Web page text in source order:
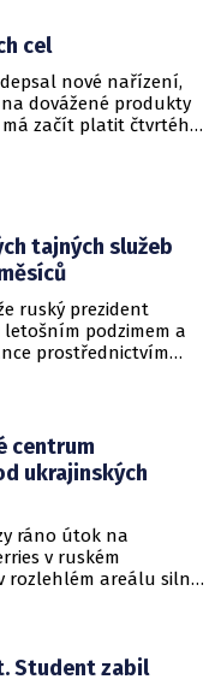
cel
nové nařízení,
dovážené produkty
začít platit čtvrtého
tajných služeb
ruský prezident
podzimem a
prostřednictvím
tlaku kvůli
které ukrajinské
Kreml zahnaly do
centrum
ukrajinských
ráno útok na
v ruském
rozlehlém areálu silný
Student zabil